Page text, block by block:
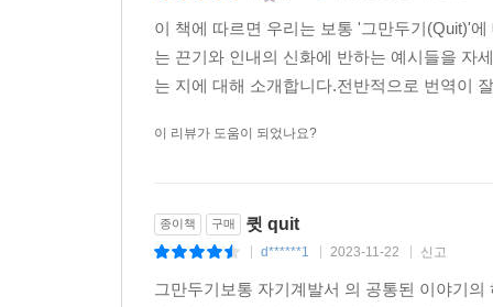
이 책에 따르면 우리는 보통 '그만두기(Quit)'
는 끈기와 인내의 신화에 반하는 예시들을 자
는 지에 대해 소개합니다.전반적으로 번역이
이 리뷰가 도움이 되었나요?
종이책 구매 큇 quit
d******1 2023-11-22 신고
그만두기보통 자기계발서 의 공통된 이야기